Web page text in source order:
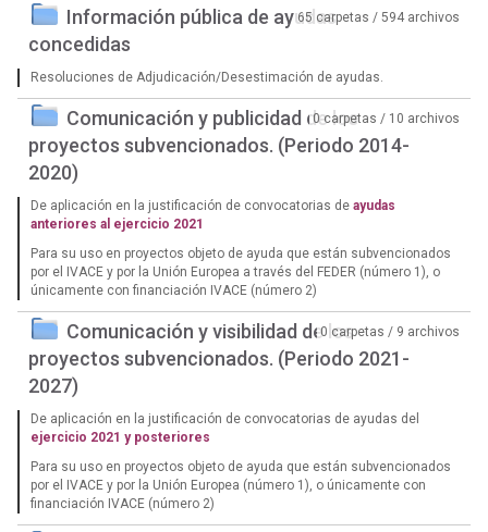
Información pública de ayudas
concedidas
65 carpetas / 594 archivos
Resoluciones de Adjudicación/Desestimación de ayudas.
Comunicación y publicidad de los
proyectos subvencionados. (Periodo 2014-
2020)
0 carpetas / 10 archivos
De aplicación en la justificación de convocatorias de ayudas
anteriores al ejercicio 2021
Para su uso en proyectos objeto de ayuda que están subvencionados
por el IVACE y por la Unión Europea a través del FEDER (número 1), o
únicamente con financiación IVACE (número 2)
Comunicación y visibilidad de los
proyectos subvencionados. (Periodo 2021-
2027)
0 carpetas / 9 archivos
De aplicación en la justificación de convocatorias de ayudas del
ejercicio 2021 y posteriores
Para su uso en proyectos objeto de ayuda que están subvencionados
por el IVACE y por la Unión Europea (número 1), o únicamente con
financiación IVACE (número 2)